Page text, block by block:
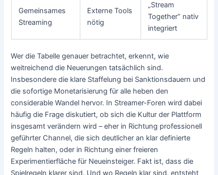
Gemeinsames
Streaming
Externe Tools
nötig
„Stream
Together“ nativ
integriert
Wer die Tabelle genauer betrachtet, erkennt, wie
weitreichend die Neuerungen tatsächlich sind.
Insbesondere die klare Staffelung bei Sanktionsdauern und
die sofortige Monetarisierung für alle heben den
considerable Wandel hervor. In Streamer-Foren wird dabei
häufig die Frage diskutiert, ob sich die Kultur der Plattform
insgesamt verändern wird – eher in Richtung professionell
geführter Channel, die sich deutlicher an klar definierte
Regeln halten, oder in Richtung einer freieren
Experimentierfläche für Neueinsteiger. Fakt ist, dass die
Spielregeln klarer sind. Und wo Regeln klar sind, entsteht